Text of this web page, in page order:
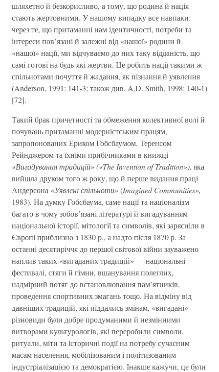
шляхетно й безкорисливо, а тому, що родина й нація
стають жертовними. У нашому випадку все навпаки:
через те, що притаманні нам ідентичності, потреби та
інтереси пов’язані й залежні від «нашої» родини й
«нашої» нації, ми відчуваємо до них таку відданість, що
самі готові на будь-які жертви. Це робить нації такими ж
спільнотами почуття й жадання, як пізнання й уявлення
(Anderson, 1991: 141-3; також див. A.D. Smith, 1998: 140-1)
[72].
Такий брак причетності та обмеження колективної волі й
почувань притаманні модерністським працям,
запропонованих Ериком Гобсбаумом, Теренсом
Рейнджером та їхніми прибічниками в книжці
«Вигадування традицій» («The Invention of Tradition»), яка
вийшла друком того ж року, що й перше видання праці
Андерсона «Уявлені спільноти»(Imagined Communities»,
1983). На думку Гобсбаума, саме нації та націоналізм
багато в чому зобов’язані літературі й вигадуванням
національної історії, мітології та символів, які зарясніли в
Європі приблизно з 1830 р., а надто після 1870 р. За
останні десятиріччя до першої світової війни зауважено
наплив таких «вигаданих традицій» — національні
фестивалі, стяги й гімни, вшанування полеглих,
надмірний потяг до встановлювання пам’ятників,
проведення спортивних змагань тощо. На відміну від
давніших традицій, які піддались змінам, «вигадані»
різновиди були добре продуманими й незмінними
витворами культурологів, які переробили символи,
ритуали, міти та історичні події на потребу сучасним
масам населення, мобілізованим і політизованим
індустріалізацією та демократією. Інакше кажучи, це були